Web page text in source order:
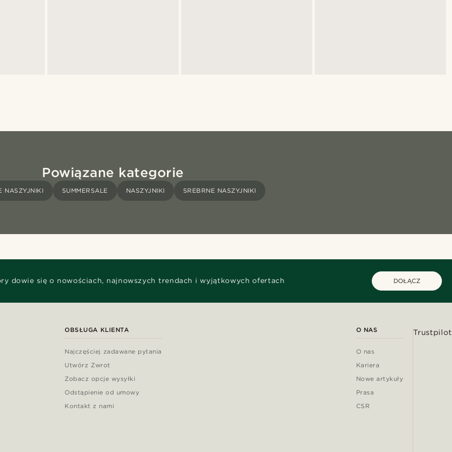
Powiązane kategorie
NASZYJNIKI SUMMERSALE NASZYJNIKI SREBRNE NASZYJNIKI
dowie się o nowościach, najnowszych trendach i wyjątkowych ofertach DOŁĄCZ
OBSŁUGA KLIENTA
Najczęściej zadawane pytania
Utwórz Zwrot
Zobacz opcje wysyłki
Odstąpienie od umowy
Kontakt z nami
O NAS
O nas
Kariera
Nowe artykuły
Prasa
CSR
Trustpilot